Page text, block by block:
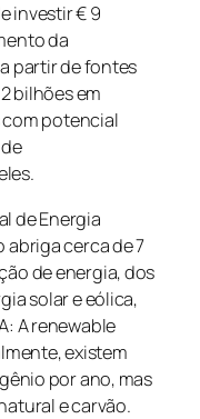
investir € 9
da
partir de fontes
bilhões em
potencial
de Energia
abriga cerca de 7
de energia, dos
solar e eólica,
A renewable
existem
por ano, mas
e carvão.